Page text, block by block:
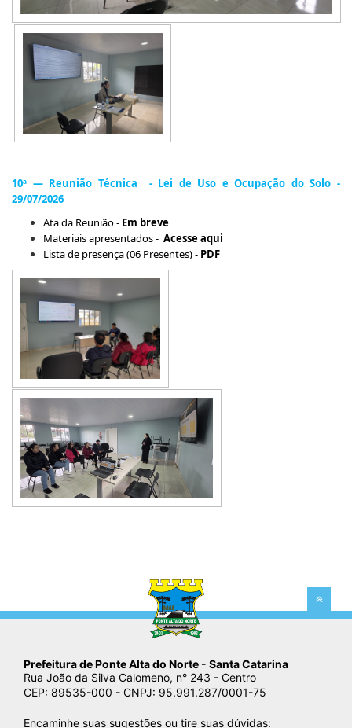
10ª — Reunião Técnica - Lei de Uso e Ocupação do Solo -
29/07/2026
Ata da Reunião - Em breve
Materiais apresentados - Acesse aqui
Lista de presença (06 Presentes) - PDF
Prefeitura de Ponte Alta do Norte - Santa Catarina
Rua João da Silva Calomeno, n° 243 - Centro
CEP: 89535-000 - CNPJ: 95.991.287/0001-75
Encaminhe suas sugestões ou tire suas dúvidas: